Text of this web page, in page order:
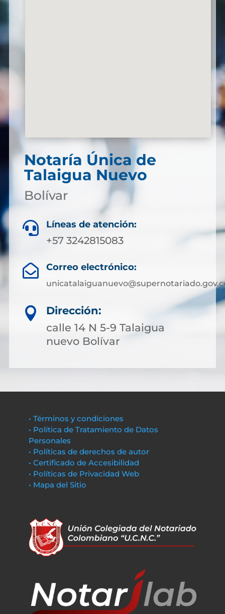
Notaría Única de
Talaigua Nuevo
Bolívar
 Líneas de atención:
+57 3242815083
 Correo electrónico:

Dirección:
calle 14 N 5-9 Talaigua
nuevo Bolívar
• Términos y condiciones
• Política de Tratamiento de Datos
Personales
• Políticas de derechos de autor
• Certificado de Accesibilidad
• Políticas de Privacidad Web
• Mapa del Sitio